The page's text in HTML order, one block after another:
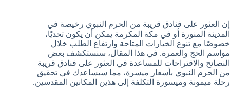
إن العثور على فنادق قريبة من الحرم النبوي رخيصة في
المدينة المنورة أو في مكة المكرمة يمكن أن يكون تحديًا،
خصوصًا مع تنوع الخيارات المتاحة وارتفاع الطلب خلال
مواسم الحج والعمرة. في هذا المقال، سنستكشف بعض
النصائح والاقتراحات للمساعدة في العثور على فنادق قريبة
من الحرم النبوي بأسعار ميسرة، مما سيساعدك في تحقيق
رحلة ميمونة وميسورة التكلفة إلى هذين المكانين المقدسين.